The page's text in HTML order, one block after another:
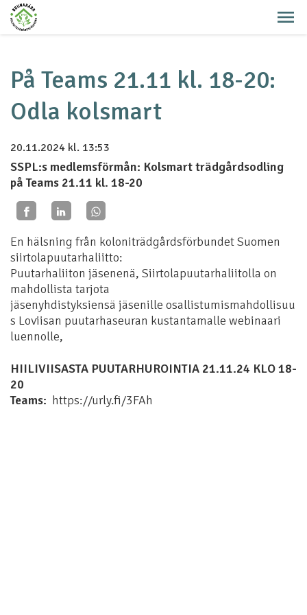
På Teams 21.11 kl. 18-20:
Odla kolsmart
20.11.2024 kl. 13:53
SSPL:s medlemsförmån: Kolsmart trädgårdsodling
på Teams 21.11 kl. 18-20
En hälsning från koloniträdgårdsförbundet Suomen
siirtolapuutarhaliitto:
Puutarhaliiton jäsenenä, Siirtolapuutarhaliitolla on
mahdollista tarjota
jäsenyhdistyksiensä jäsenille osallistumismahdollisuu
s Loviisan puutarhaseuran kustantamalle webinaari
luennolle,
HIILIVIISASTA PUUTARHUROINTIA 21.11.24 KLO 18-
20
Teams: https://urly.fi/3FAh